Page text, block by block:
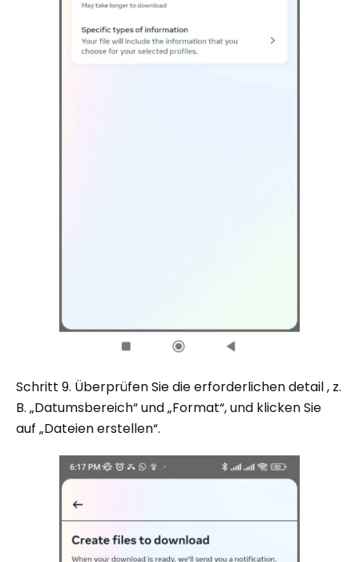
Schritt 9. Überprüfen Sie die erforderlichen detail , z.
B. „Datumsbereich“ und „Format“, und klicken Sie
auf „Dateien erstellen“.